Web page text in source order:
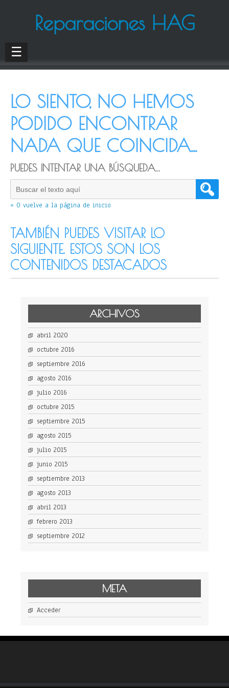
Reparaciones HAG
☰
LO SIENTO, NO HEMOS
PODIDO ENCONTRAR
NADA QUE COINCIDA...
PUEDES INTENTAR UNA BÚSQUEDA...
« O vuelve a la página de inicio
TAMBIÉN PUEDES VISITAR LO
SIGUIENTE. ESTOS SON LOS
CONTENIDOS DESTACADOS
ARCHIVOS
abril 2020
octubre 2016
septiembre 2016
agosto 2016
julio 2016
octubre 2015
septiembre 2015
agosto 2015
julio 2015
junio 2015
septiembre 2013
agosto 2013
abril 2013
febrero 2013
septiembre 2012
META
Acceder